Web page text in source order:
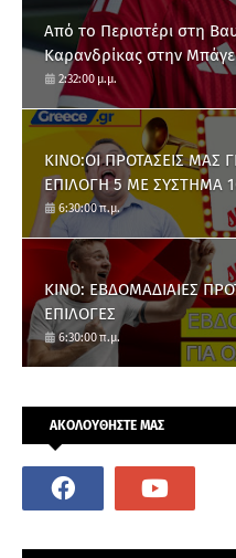
Από το Περιστέρι στη
Καρανδρίκας στην
2:32:00 μ.μ.
ΚΙΝΟ:ΟΙ ΠΡΟΤΑΣΕΙΣ ΜΑΣ
ΕΠΙΛΟΓΗ 5 ΜΕ ΣΥΣΤΗΜΑ
6:30:00 π.μ.
ΚΙΝΟ: ΕΒΔΟΜΑΔΙΑΙΕΣ ΠΡΟΤΑΣΕΙΣ ΓΙΑ ΟΛΕΣ ΤΙΣ
ΕΠΙΛΟΓΕΣ
6:30:00 π.μ.
ΑΚΟΛΟΥΘΗΣΤΕ ΜΑΣ